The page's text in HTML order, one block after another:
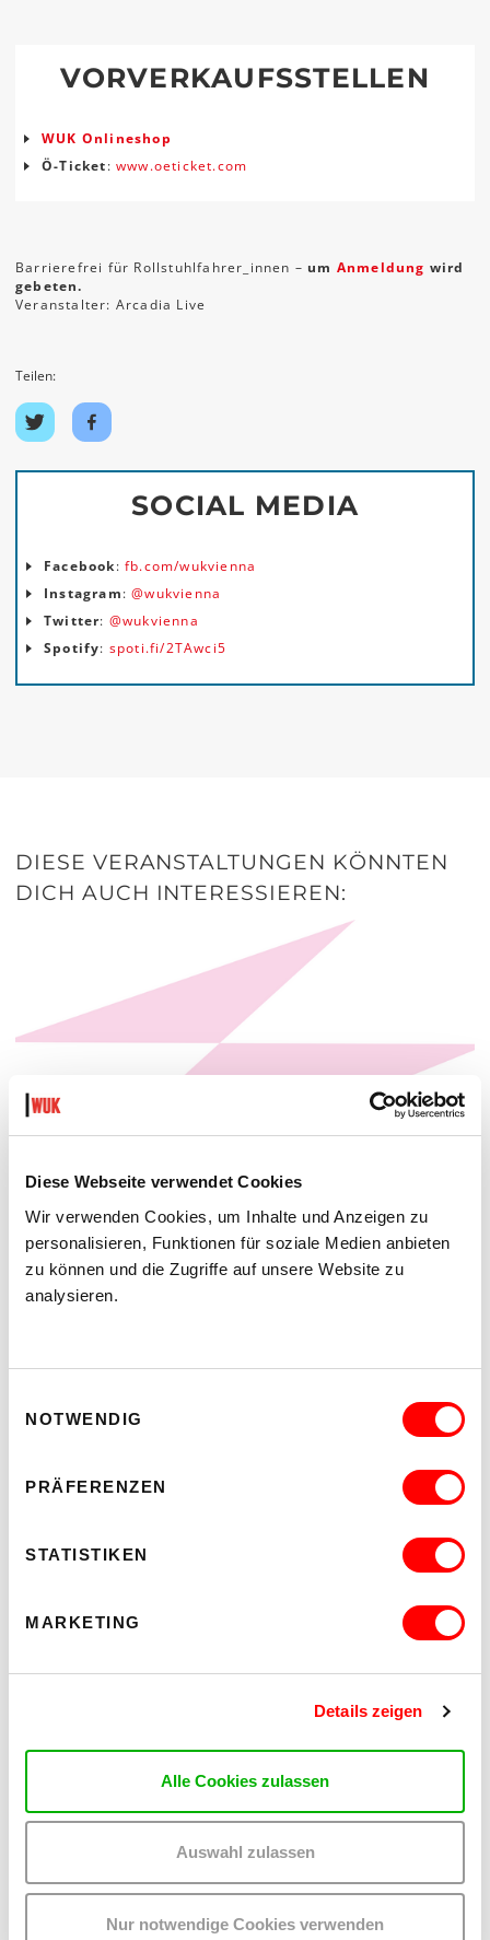
Diese Webseite verwendet Cookies
Wir verwenden Cookies, um Inhalte und Anzeigen zu
personalisieren, Funktionen für soziale Medien anbieten
zu können und die Zugriffe auf unsere Website zu
analysieren.
NOTWENDIG
PRÄFERENZEN
STATISTIKEN
MARKETING
Details zeigen
Alle Cookies zulassen
Auswahl zulassen
Nur notwendige Cookies verwenden
VORVERKAUFSSTELLEN
WUK Onlineshop
Ö-Ticket:www.oeticket.com
Barrierefrei für Rollstuhlfahrer_innen – um Anmeldung wird
gebeten.
Veranstalter: Arcadia Live
Teilen:
Auf
Twitter
Auf
Facebook
SOCIAL MEDIA
Facebook:fb.com/wukvienna
Instagram:@wukvienna
Twitter: @wukvienna
Spotify: spoti.fi/2TAwci5
DIESE VERANSTALTUNGEN KÖNNTEN
DICH AUCH INTERESSIEREN:
PLATZKONZERTE 2026
EIN DIVERSES PROGRAMM FÜR EIN DIVERSES
PUBLIKUM
Di 11.8.2026